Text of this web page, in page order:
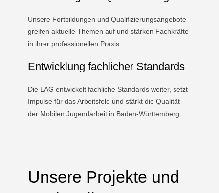
Unsere Fortbildungen und Qualifizierungsangebote
greifen aktuelle Themen auf und stärken Fachkräfte
in ihrer professionellen Praxis.
Entwicklung fachlicher Standards
Die LAG entwickelt fachliche Standards weiter, setzt
Impulse für das Arbeitsfeld und stärkt die Qualität
der Mobilen Jugendarbeit in Baden-Württemberg.
Unsere Projekte und